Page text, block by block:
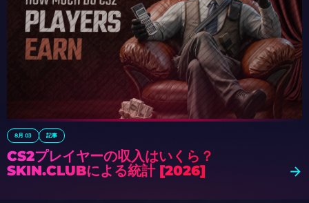
8月 03 記事
CS2プレイヤーの収入はいくら？
SKIN.CLUBによる統計 [2026]